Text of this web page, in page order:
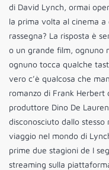
di David Lynch, ormai
la prima volta al cinema
rassegna? La risposta è
o un grande film, ognuno
ognuno tocca qualche
vero c’è qualcosa che
romanzo di Frank Herbert
produttore Dino De
disconosciuto dallo
viaggio nel mondo di
prime due stagioni de I
streaming sulla